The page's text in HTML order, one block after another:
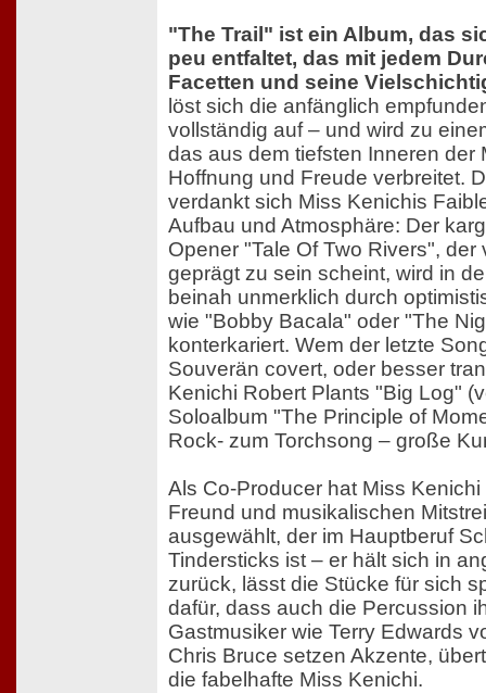
"The Trail" ist ein Album, das
peu entfaltet, das mit jedem
Facetten und seine
löst sich die anfänglich
vollständig auf – und wird zu
das aus dem tiefsten Inneren der
Hoffnung und Freude verbreitet.
verdankt sich Miss Kenichis
Aufbau und Atmosphäre: Der
Opener "Tale Of Two Rivers",
geprägt zu sein scheint, wird in
beinah unmerklich durch
wie "Bobby Bacala" oder "The
konterkariert. Wem der letzte
Souverän covert, oder besser
Kenichi Robert Plants "Big Log"
Soloalbum "The Principle of
Rock- zum Torchsong – große
Als Co-Producer hat Miss
Freund und musikalischen
ausgewählt, der im Hauptberuf
Tindersticks ist – er hält sich in
zurück, lässt die Stücke für sich
dafür, dass auch die Percussion
Gastmusiker wie Terry Edwards
Chris Bruce setzen Akzente,
die fabelhafte Miss Kenichi.